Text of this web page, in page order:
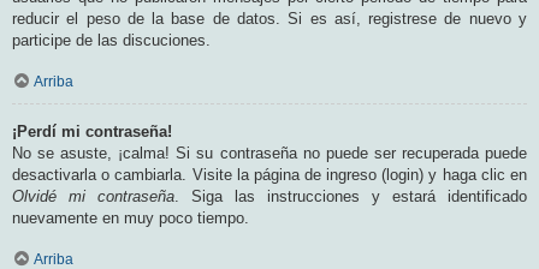
reducir el peso de la base de datos. Si es así, registrese de nuevo y
participe de las discuciones.
Arriba
¡Perdí mi contraseña!
No se asuste, ¡calma! Si su contraseña no puede ser recuperada puede
desactivarla o cambiarla. Visite la página de ingreso (login) y haga clic en
Olvidé mi contraseña. Siga las instrucciones y estará identificado
nuevamente en muy poco tiempo.
Arriba